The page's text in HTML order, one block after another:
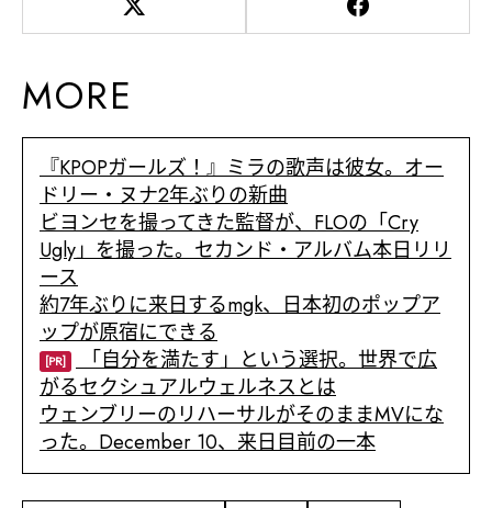
MORE
『KPOPガールズ！』ミラの歌声は彼女。オー
ドリー・ヌナ2年ぶりの新曲
ビヨンセを撮ってきた監督が、FLOの「Cry
Ugly」を撮った。セカンド・アルバム本日リリ
ース
約7年ぶりに来日するmgk、日本初のポップア
ップが原宿にできる
[PR]
「自分を満たす」という選択。世界で広
がるセクシュアルウェルネスとは
ウェンブリーのリハーサルがそのままMVにな
った。December 10、来日目前の一本